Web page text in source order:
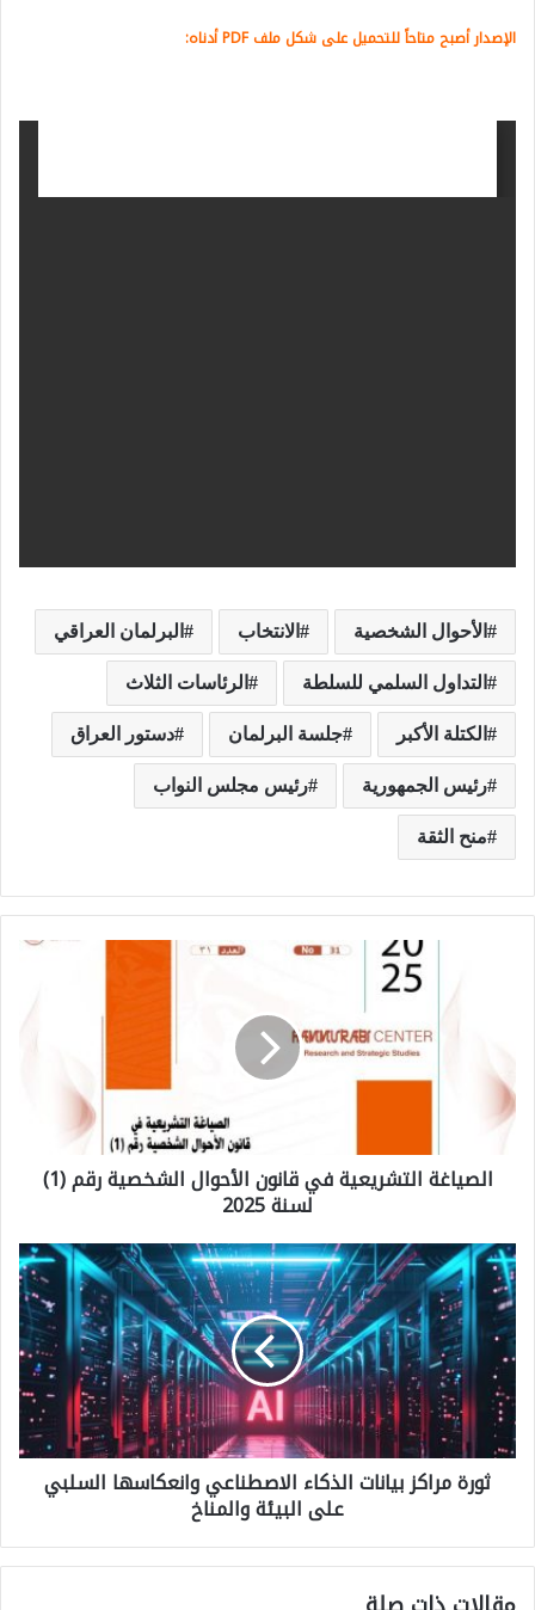
الإصدار أصبح متاحاً للتحميل على شكل ملف PDF أدناه:
الأحوال الشخصية الانتخاب البرلمان العراقي
التداول السلمي للسلطة الرئاسات الثلاث
الكتلة الأكبر جلسة البرلمان دستور العراق
رئيس الجمهورية رئيس مجلس النواب
منح الثقة
ا
ل
ت
ش
ع
ي
ي
ق
الصياغة التشريعية في قانون الأحوال الشخصية رقم (1)
لسنة 2025
ث
و
ر
م
ر
ز
ثورة مراكز بيانات الذكاء الاصطناعي وانعكاسها السلبي
على البيئة والمناخ